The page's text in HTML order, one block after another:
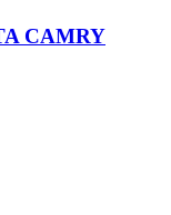
CAMRY